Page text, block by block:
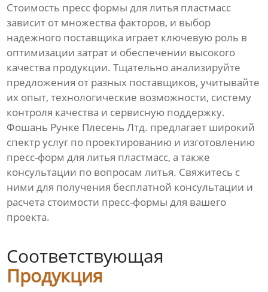
Стоимость пресс формы для литья пластмасс
зависит от множества факторов, и выбор
надежного поставщика играет ключевую роль в
оптимизации затрат и обеспечении высокого
качества продукции. Тщательно анализируйте
предложения от разных поставщиков, учитывайте
их опыт, технологические возможности, систему
контроля качества и сервисную поддержку.
Фошань Рунке Плесень Лтд. предлагает широкий
спектр услуг по проектированию и изготовлению
пресс-форм для литья пластмасс, а также
консультации по вопросам литья. Свяжитесь с
ними для получения бесплатной консультации и
расчета стоимости пресс-формы для вашего
проекта.
Соответствующая
Продукция